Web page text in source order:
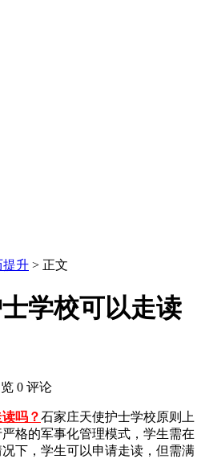
提升 > 正文
学校可以走读
0 评论
吗？石家庄天使护士学校原则上
格的军事化管理模式，学生需在
下，‌学生可以申请走读‌，但需满